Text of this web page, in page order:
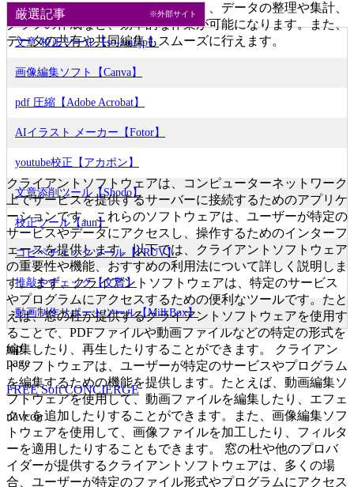
析することができます。これにより、データの整理や集計、
グラフの作成など、効率的な作業が可能になります。また、
データの共有や共同編集もスムーズに行えます。
クライアントソフトウェアは、コンピューターネットワーク
上でサービスを提供するサーバーに接続するためのアプリケ
ーションです。これらのソフトウェアは、ユーザーが特定の
サービスやデータにアクセスし、操作するためのインターフ
ェースを提供します。以下では、クライアントソフトウェア
の重要性や機能、おすすめの利用法について詳しく説明しま
す。 まず、クライアントソフトウェアは、特定のサービス
やプログラムにアクセスするための便利なツールです。たと
えば、窓の杜が提供するクライアントソフトウェアを使用す
ることで、PDFファイルや動画ファイルなどの特定の形式を
編集したり、再生したりすることができます。 クライアン
トソフトウェアは、ユーザーが特定のサービスやプログラム
を編集するための機能を提供します。たとえば、動画編集ソ
フトウェアを使用して、動画ファイルを編集したり、エフェ
クトを追加したりすることができます。また、画像編集ソフ
トウェアを使用して、画像ファイルを加工したり、フィルタ
ーを適用したりすることもできます。 窓の杜や他のプロバ
イダーが提供するクライアントソフトウェアは、多くの場
合、ユーザーが特定のファイル形式やプログラムにアクセス
厳選記事 ※外部サイト
文章 校正ツール【so-zou.jp】
画像編集ソフト【Canva】
pdf 圧縮【Adobe Acrobat】
AIイラスト メーカー【Fotor】
youtube校正【アカポン】
文章添削ツール【Shodo】
校正ツール【aun】
コピペチェックツール【PRUV】
推敲やチェック【文賢】
動画制作サポートツール【MilkBox】
top
page
FREE Soft CONCIERGE
navcon